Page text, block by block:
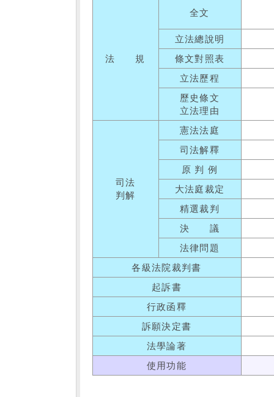
法 規
全文
立法總說明
條文對照表
立法歷程
歷史條文
立法理由
司法
判解
憲法法庭
司法解釋
原 判 例
大法庭裁定
精選裁判
決 議
法律問題
各級法院裁判書
起訴書
行政函釋
訴願決定書
法學論著
使用功能